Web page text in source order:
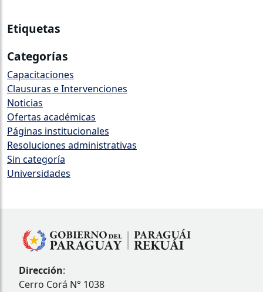
Etiquetas
Categorías
Capacitaciones
Clausuras e Intervenciones
Noticias
Ofertas académicas
Páginas institucionales
⁠Resoluciones administrativas
Sin categoría
Universidades
Dirección:
Cerro Corá N° 1038